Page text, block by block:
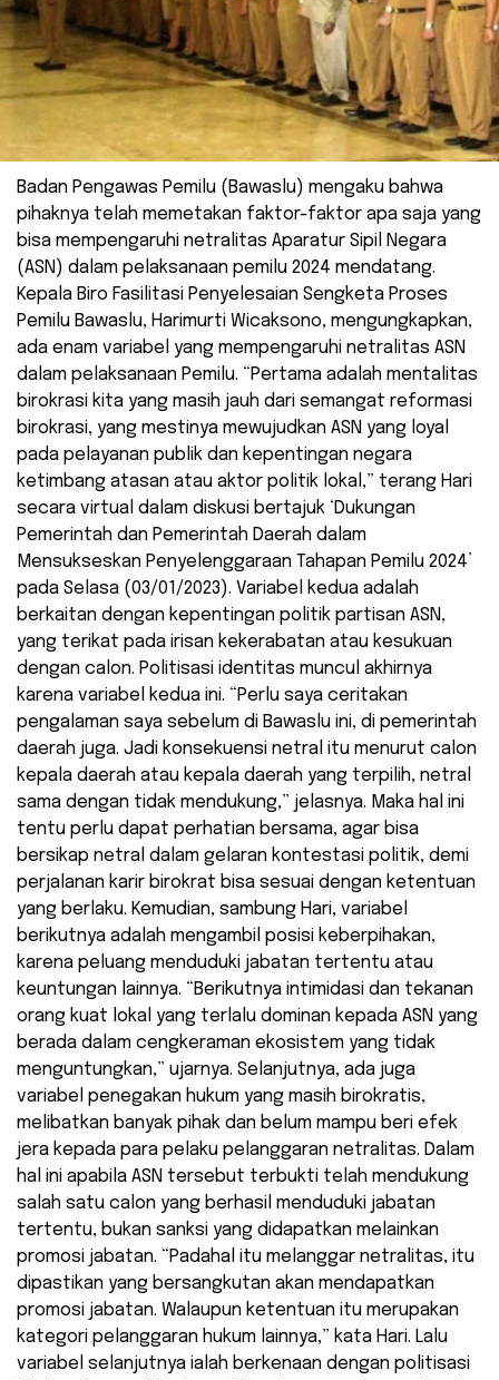
Badan Pengawas Pemilu (Bawaslu) mengaku bahwa
pihaknya telah memetakan faktor-faktor apa saja yang
bisa mempengaruhi netralitas Aparatur Sipil Negara
(ASN) dalam pelaksanaan pemilu 2024 mendatang.
Kepala Biro Fasilitasi Penyelesaian Sengketa Proses
Pemilu Bawaslu, Harimurti Wicaksono, mengungkapkan,
ada enam variabel yang mempengaruhi netralitas ASN
dalam pelaksanaan Pemilu. “Pertama adalah mentalitas
birokrasi kita yang masih jauh dari semangat reformasi
birokrasi, yang mestinya mewujudkan ASN yang loyal
pada pelayanan publik dan kepentingan negara
ketimbang atasan atau aktor politik lokal,” terang Hari
secara virtual dalam diskusi bertajuk ‘Dukungan
Pemerintah dan Pemerintah Daerah dalam
Mensukseskan Penyelenggaraan Tahapan Pemilu 2024’
pada Selasa (03/01/2023). Variabel kedua adalah
berkaitan dengan kepentingan politik partisan ASN,
yang terikat pada irisan kekerabatan atau kesukuan
dengan calon. Politisasi identitas muncul akhirnya
karena variabel kedua ini. “Perlu saya ceritakan
pengalaman saya sebelum di Bawaslu ini, di pemerintah
daerah juga. Jadi konsekuensi netral itu menurut calon
kepala daerah atau kepala daerah yang terpilih, netral
sama dengan tidak mendukung,” jelasnya. Maka hal ini
tentu perlu dapat perhatian bersama, agar bisa
bersikap netral dalam gelaran kontestasi politik, demi
perjalanan karir birokrat bisa sesuai dengan ketentuan
yang berlaku. Kemudian, sambung Hari, variabel
berikutnya adalah mengambil posisi keberpihakan,
karena peluang menduduki jabatan tertentu atau
keuntungan lainnya. “Berikutnya intimidasi dan tekanan
orang kuat lokal yang terlalu dominan kepada ASN yang
berada dalam cengkeraman ekosistem yang tidak
menguntungkan,” ujarnya. Selanjutnya, ada juga
variabel penegakan hukum yang masih birokratis,
melibatkan banyak pihak dan belum mampu beri efek
jera kepada para pelaku pelanggaran netralitas. Dalam
hal ini apabila ASN tersebut terbukti telah mendukung
salah satu calon yang berhasil menduduki jabatan
tertentu, bukan sanksi yang didapatkan melainkan
promosi jabatan. “Padahal itu melanggar netralitas, itu
dipastikan yang bersangkutan akan mendapatkan
promosi jabatan. Walaupun ketentuan itu merupakan
kategori pelanggaran hukum lainnya,” kata Hari. Lalu
variabel selanjutnya ialah berkenaan dengan politisasi